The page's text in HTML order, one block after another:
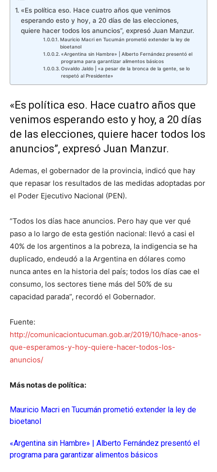
«Es política eso. Hace cuatro años que venimos
esperando esto y hoy, a 20 días de las elecciones,
quiere hacer todos los anuncios”, expresó Juan Manzur.
Mauricio Macri en Tucumán prometió extender la ley de
bioetanol
«Argentina sin Hambre» | Alberto Fernández presentó el
programa para garantizar alimentos básicos
Osvaldo Jaldo | «a pesar de la bronca de la gente, se lo
respetó al Presidente»
«Es política eso. Hace cuatro años que
venimos esperando esto y hoy, a 20 días
de las elecciones, quiere hacer todos los
anuncios”, expresó Juan Manzur.
Ademas, el gobernador de la provincia, indicó que hay
que repasar los resultados de las medidas adoptadas por
el Poder Ejecutivo Nacional (PEN).
“Todos los días hace anuncios. Pero hay que ver qué
paso a lo largo de esta gestión nacional: llevó a casi el
40% de los argentinos a la pobreza, la indigencia se ha
duplicado, endeudó a la Argentina en dólares como
nunca antes en la historia del país; todos los días cae el
consumo, los sectores tiene más del 50% de su
capacidad parada”, recordó el Gobernador.
Fuente:
http://comunicaciontucuman.gob.ar/2019/10/hace-anos-
que-esperamos-y-hoy-quiere-hacer-todos-los-
anuncios/
Más notas de política:
Mauricio Macri en Tucumán prometió extender la ley de
bioetanol
«Argentina sin Hambre» | Alberto Fernández presentó el
programa para garantizar alimentos básicos